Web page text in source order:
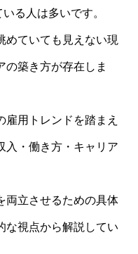
る人は多いです。
めていても見えない現
の築き方が存在しま
用トレンドを踏まえ
入・働き方・キャリア
両立させるための具体
な視点から解説してい